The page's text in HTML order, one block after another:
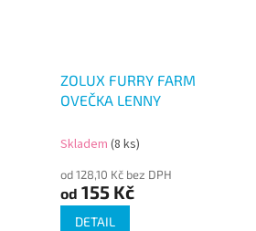
ZOLUX FURRY FARM
OVEČKA LENNY
Skladem (8 ks)
od 128,10 Kč bez DPH
od 155 Kč
DETAIL